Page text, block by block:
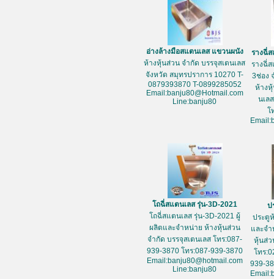
อ่างล้างมือสแตนเลส แขวนผนัง
ห้างหุ้นส่วน จำกัด บรรจุสเตนเลส
จังหวัด สมุทรปราการ 10270 T-
0879393870 T-0899285052
Email:banju80@Hotmail.com
Line:banju80
รางฉี่ส
รางฉี่ส
3ช่อง
ห้างหุ้
นเล
โ
โถฉี่สแตนเลส รุ่น-3D-2021
โถฉี่สแตนเลส รุ่น-3D-2021 ผู้
ผลิตและจำหน่าย ห้างหุ้นส่วน
จำกัด บรรจุสเตนเลส โทร:087-
939-3870 โทร:087-939-3870
Email:banju80@hotmail.com
Line:banju80
ป
ประตู
และจ
หุ้นส่ว
โทร
939-